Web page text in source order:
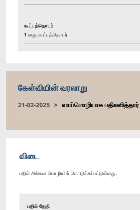
கூட்டத்தொடர்
1 வது கூட்டத்தொடர்
கேள்வியின் வரலாறு
21-02-2025 வாய்மொழியாக பதிலளித்தார்
விடை
பதில் சிங்கள மொழியில் கொடுக்கப்பட்டுள்ளது.
பதில் தேதி